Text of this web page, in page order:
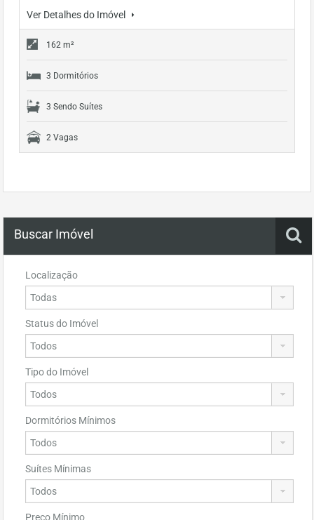
Ver Detalhes do Imóvel
162 m²
3 Dormitórios
3 Sendo Suítes
2 Vagas
Buscar Imóvel
Localização
Status do Imóvel
Tipo do Imóvel
Dormitórios Mínimos
Suítes Mínimas
Preço Mínimo